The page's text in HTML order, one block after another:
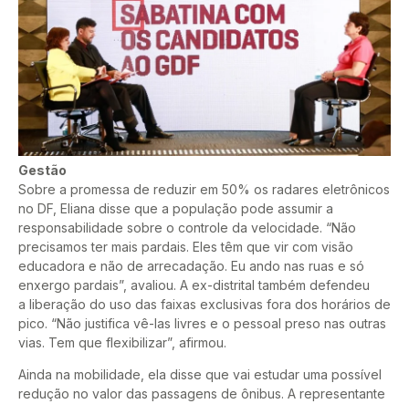
Gestão
Sobre a promessa de reduzir em 50% os radares eletrônicos
no DF, Eliana disse que a população pode assumir a
responsabilidade sobre o controle da velocidade. “Não
precisamos ter mais pardais. Eles têm que vir com visão
educadora e não de arrecadação. Eu ando nas ruas e só
enxergo pardais”, avaliou. A ex-distrital também defendeu
a liberação do uso das faixas exclusivas fora dos horários de
pico. “Não justifica vê-las livres e o pessoal preso nas outras
vias. Tem que flexibilizar”, afirmou.
Ainda na mobilidade, ela disse que vai estudar uma possível
redução no valor das passagens de ônibus. A representante